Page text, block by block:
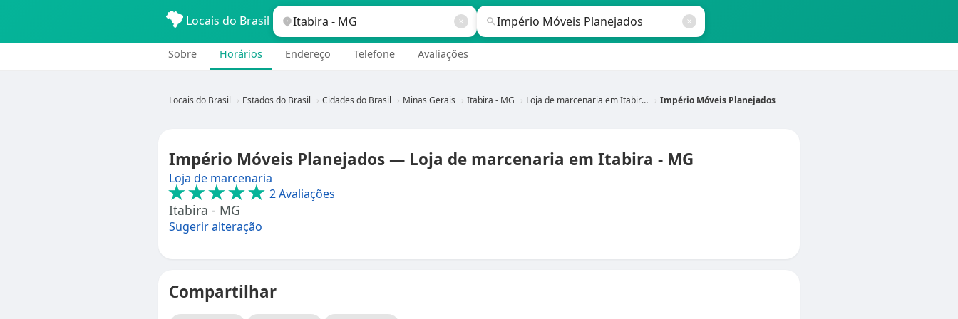
Locais do Brasil
Sobre Horários Endereço Telefone Avaliações
Locais do Brasil Estados do Brasil Cidades do Brasil Minas Gerais Itabira - MG Loja de marcenaria em Itabira - MG Império Móveis Planejados
Império Móveis Planejados — Loja de marcenaria em Itabira - MG
Loja de marcenaria
★★★★★ 2 Avaliações
Itabira - MG
Sugerir alteração
Compartilhar